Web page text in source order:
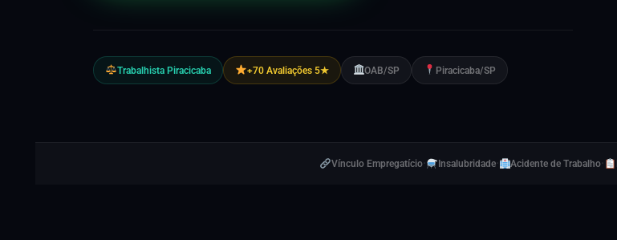
Trabalhista Piracicaba +70 Avaliações 5★ OAB/SP Piracicaba/SP
Vínculo Empregatício· Insalubridade· Acidente de Trabalho·